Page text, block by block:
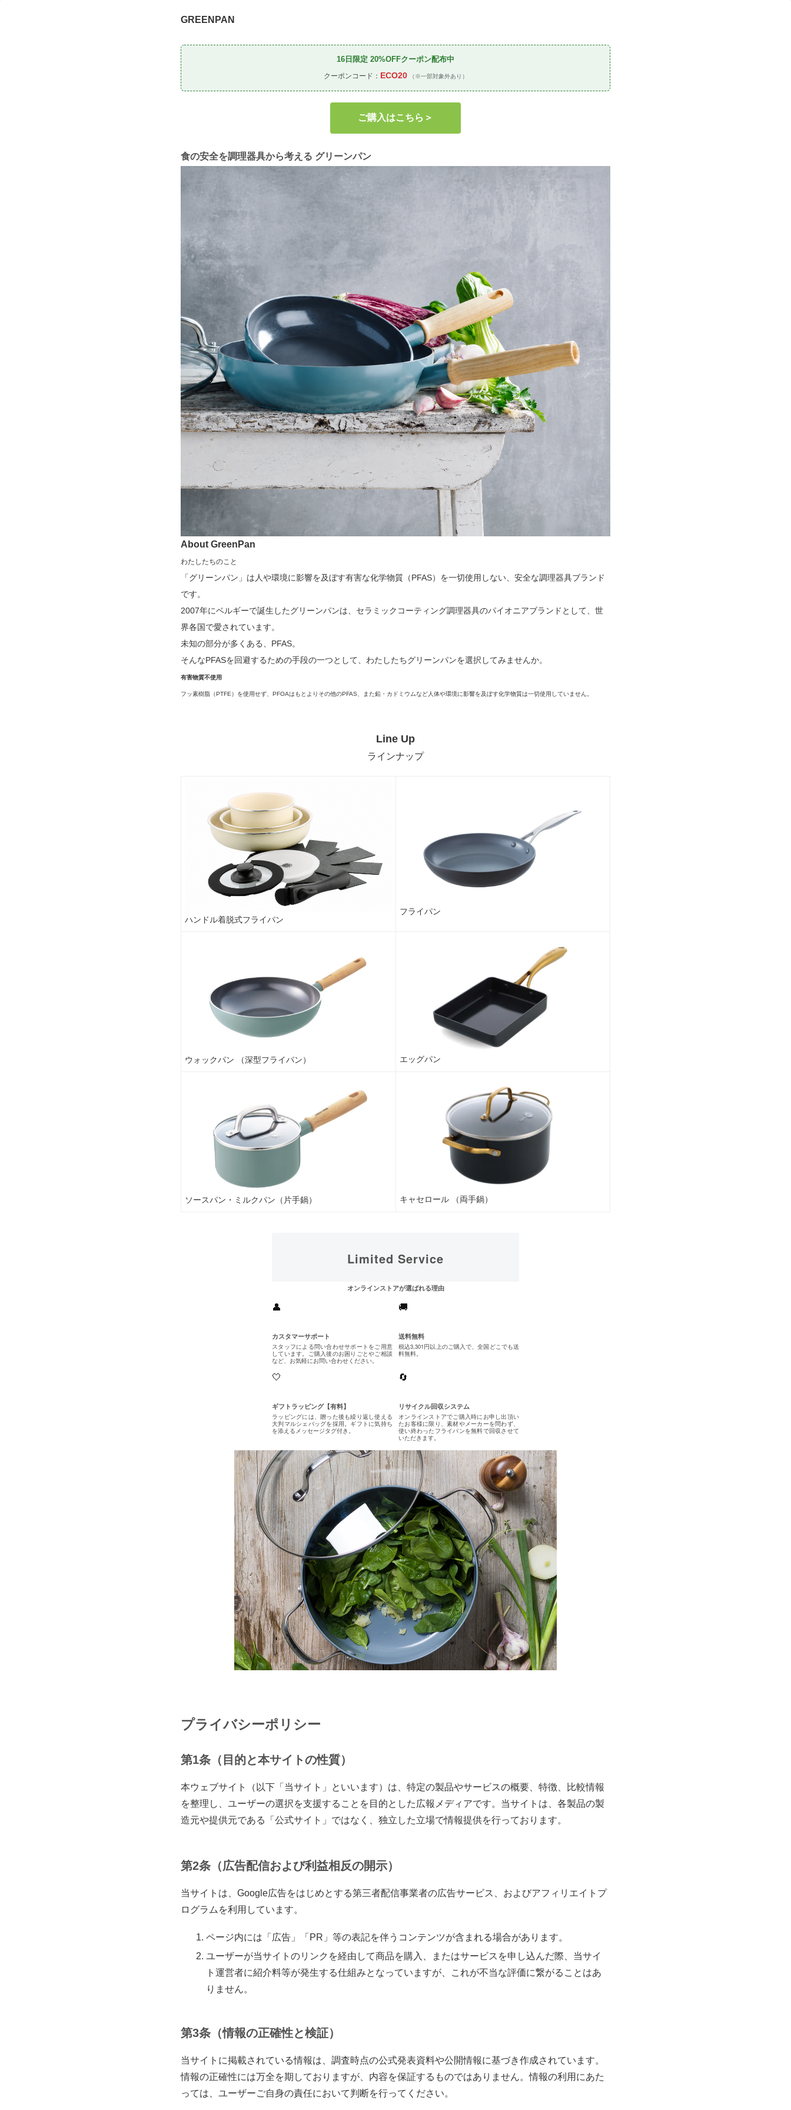
GREENPAN
16日限定 20%OFFクーポン配布中
クーポンコード： ECO20 （※一部対象外あり）
ご購入はこちら＞
食の安全を調理器具から考える グリーンパン
About GreenPan
わたしたちのこと
「グリーンパン」は人や環境に影響を及ぼす有害な化学物質（PFAS）を一切使用しない、安全な調理器具ブランド
です。
2007年にベルギーで誕生したグリーンパンは、セラミックコーティング調理器具のパイオニアブランドとして、世
界各国で愛されています。
未知の部分が多くある、PFAS。
そんなPFASを回避するための手段の一つとして、わたしたちグリーンパンを選択してみませんか。
有害物質不使用
フッ素樹脂（PTFE）を使用せず、PFOAはもとよりその他のPFAS、また鉛・カドミウムなど人体や環境に影響を及ぼす化学物質は一切使用していません。
Line Up
ラインナップ
ハンドル着脱式フライパン
フライパン
ウォックパン （深型フライパン） エッグパン
ソースパン・ミルクパン（片手鍋） キャセロール （両手鍋）
Limited Service
オンラインストアが選ばれる理由
👤
カスタマーサポート
スタッフによる問い合わせサポートをご用意
しています。ご購入後のお困りごとやご相談
など、お気軽にお問い合わせください。
🚚
送料無料
税込3,301円以上のご購入で、全国どこでも送
料無料。
🤍
ギフトラッピング【有料】
ラッピングには、贈った後も繰り返し使える
大判マルシェバッグを採用。ギフトに気持ち
を添えるメッセージタグ付き。
🔄
リサイクル回収システム
オンラインストアでご購入時にお申し出頂い
たお客様に限り、素材やメーカーを問わず、
使い終わったフライパンを無料で回収させて
いただきます。
プライバシーポリシー
第1条（目的と本サイトの性質）
本ウェブサイト（以下「当サイト」といいます）は、特定の製品やサービスの概要、特徴、比較情報
を整理し、ユーザーの選択を支援することを目的とした広報メディアです。当サイトは、各製品の製
造元や提供元である「公式サイト」ではなく、独立した立場で情報提供を行っております。
第2条（広告配信および利益相反の開示）
当サイトは、Google広告をはじめとする第三者配信事業者の広告サービス、およびアフィリエイトプ
ログラムを利用しています。
ページ内には「広告」「PR」等の表記を伴うコンテンツが含まれる場合があります。
ユーザーが当サイトのリンクを経由して商品を購入、またはサービスを申し込んだ際、当サイ
ト運営者に紹介料等が発生する仕組みとなっていますが、これが不当な評価に繋がることはあ
りません。
第3条（情報の正確性と検証）
当サイトに掲載されている情報は、調査時点の公式発表資料や公開情報に基づき作成されています。
情報の正確性には万全を期しておりますが、内容を保証するものではありません。情報の利用にあた
っては、ユーザーご自身の責任において判断を行ってください。